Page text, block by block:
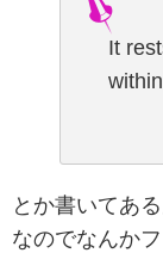
It
とか書いてある
なのでなんか